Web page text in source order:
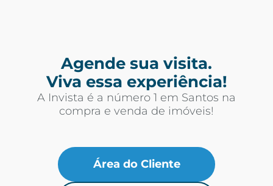
Agende sua visita.
Viva essa experiência!
A Invista é a número 1 em Santos na
compra e venda de imóveis!
Área do Cliente